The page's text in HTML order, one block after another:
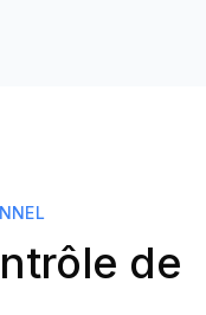
de